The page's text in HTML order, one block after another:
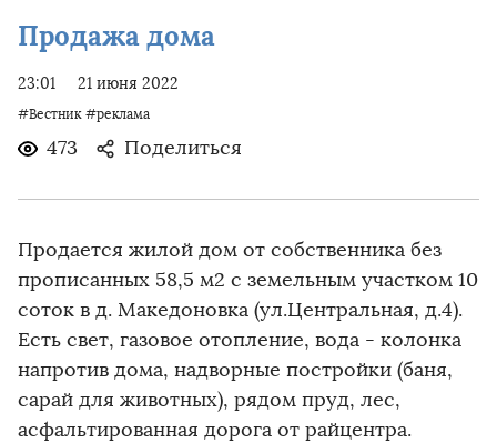
Продажа дома
23:01 21 июня 2022
#Вестник #реклама
473 Поделиться
Продается жилой дом от собственника без
прописанных 58,5 м2 с земельным участком 10
соток в д. Македоновка (ул.Центральная, д.4).
Есть свет, газовое отопление, вода - колонка
напротив дома, надворные постройки (баня,
сарай для животных), рядом пруд, лес,
асфальтированная дорога от райцентра.